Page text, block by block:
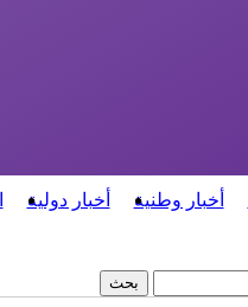
أخبار وطنية أخبار دولية